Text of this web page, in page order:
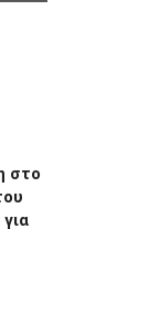
στο